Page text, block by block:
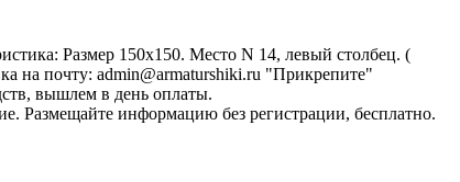
Размер 150х150. Место N 14, левый столбец. (
на почту: admin@armaturshiki.ru "Прикрепите"
вышлем в день оплаты.
Размещайте информацию без регистрации, бесплатно.